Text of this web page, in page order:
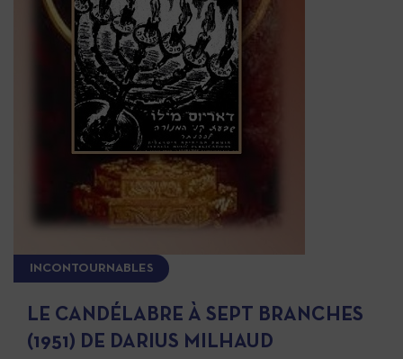
INCONTOURNABLES
LE CANDÉLABRE À SEPT BRANCHES
(1951) DE DARIUS MILHAUD